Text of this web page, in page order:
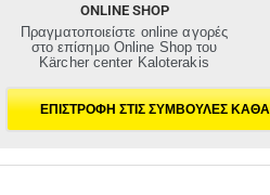
ONLINE SHOP
Πραγματοποιείστε online αγορές
στο επίσημο Online Shop του
Kärcher center Kaloterakis
ΕΠΙΣΤΡΟΦΗ ΣΤΙΣ ΣΥΜΒΟΥΛΕΣ